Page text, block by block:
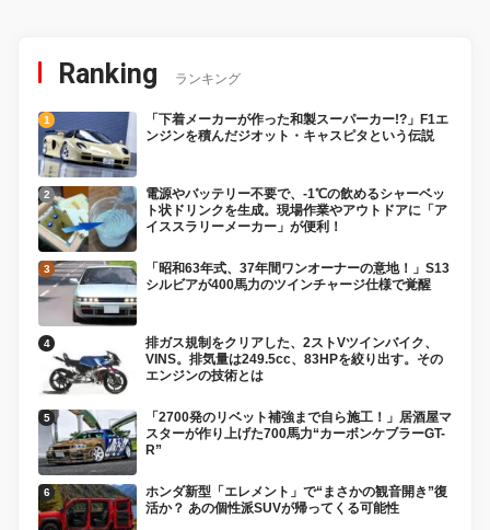
Ranking ランキング
「下着メーカーが作った和製スーパーカー!?」F1エ
ンジンを積んだジオット・キャスピタという伝説
電源やバッテリー不要で、-1℃の飲めるシャーベッ
ト状ドリンクを生成。現場作業やアウトドアに「ア
イススラリーメーカー」が便利！
「昭和63年式、37年間ワンオーナーの意地！」S13
シルビアが400馬力のツインチャージ仕様で覚醒
排ガス規制をクリアした、2ストVツインバイク、
VINS。排気量は249.5cc、83HPを絞り出す。その
エンジンの技術とは
「2700発のリベット補強まで自ら施工！」居酒屋マ
スターが作り上げた700馬力“カーボンケブラーGT-
R”
ホンダ新型「エレメント」で“まさかの観音開き”復
活か？ あの個性派SUVが帰ってくる可能性